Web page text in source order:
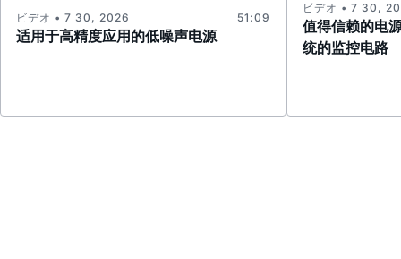
适用于高精度应用的低噪声电源
ビデオ • 7 30, 2026 51:09
值得信赖的电
统的监控电路
ビデオ • 7 30,